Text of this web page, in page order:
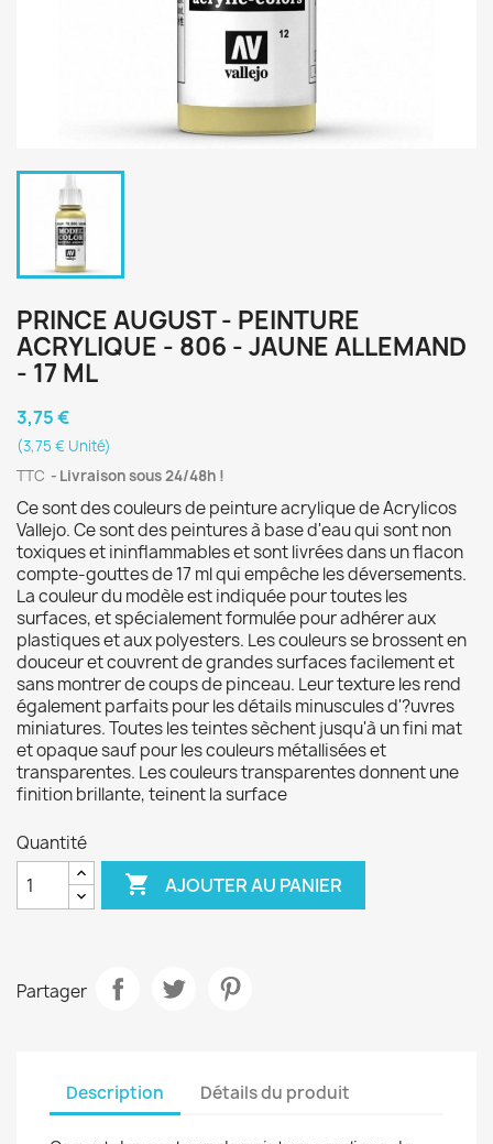
PRINCE AUGUST - PEINTURE
ACRYLIQUE - 806 - JAUNE ALLEMAND
- 17 ML
3,75 €
(3,75 € Unité)
TTC
Livraison sous 24/48h !
Ce sont des couleurs de peinture acrylique de Acrylicos
Vallejo. Ce sont des peintures à base d'eau qui sont non
toxiques et ininflammables et sont livrées dans un flacon
compte-gouttes de 17 ml qui empêche les déversements.
La couleur du modèle est indiquée pour toutes les
surfaces, et spécialement formulée pour adhérer aux
plastiques et aux polyesters. Les couleurs se brossent en
douceur et couvrent de grandes surfaces facilement et
sans montrer de coups de pinceau. Leur texture les rend
également parfaits pour les détails minuscules d'?uvres
miniatures. Toutes les teintes sèchent jusqu'à un fini mat
et opaque sauf pour les couleurs métallisées et
transparentes. Les couleurs transparentes donnent une
finition brillante, teinent la surface
Quantité
 AJOUTER AU PANIER
Partager
Description Détails du produit